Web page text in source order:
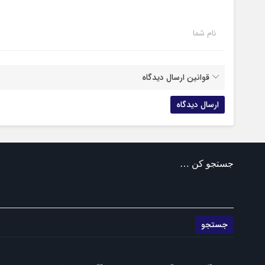
نام شما
قوانین ارسال دیدگاه
جستجو کن …